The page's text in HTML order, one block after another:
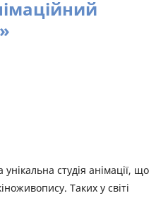
студія анімації, що
Таких у світі